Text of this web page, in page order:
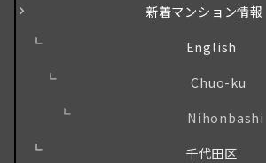
新着マンション情報
English
Chuo-ku
Nihonbashi
千代田区